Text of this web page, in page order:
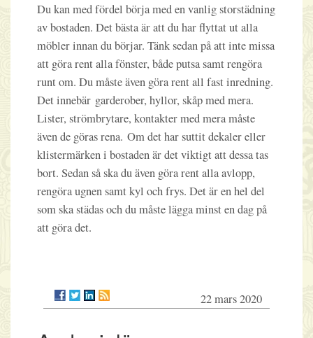
Du kan med fördel börja med en vanlig storstädning
av bostaden. Det bästa är att du har flyttat ut alla
möbler innan du börjar. Tänk sedan på att inte missa
att göra rent alla fönster, både putsa samt rengöra
runt om. Du måste även göra rent all fast inredning.
Det innebär garderober, hyllor, skåp med mera.
Lister, strömbrytare, kontakter med mera måste
även de göras rena. Om det har suttit dekaler eller
klistermärken i bostaden är det viktigt att dessa tas
bort. Sedan så ska du även göra rent alla avlopp,
rengöra ugnen samt kyl och frys. Det är en hel del
som ska städas och du måste lägga minst en dag på
att göra det.
22 mars 2020